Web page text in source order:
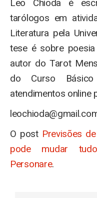
Leo Chioda é
tarólogos em
Literatura pela
tese é sobre
autor do Tarot
do Curso
atendimentos online
O post Previsões
pode mudar tudo
Personare.